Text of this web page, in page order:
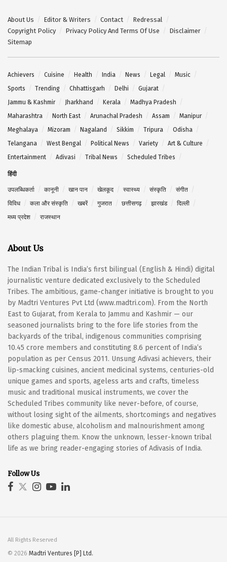
About Us Editor & Writers Contact
Redressal
Copyright Policy
Privacy Policy And Terms Of Use
Disclaimer
Sitemap
Achievers Cuisine Health India News Legal
Music
Sports
Trending Chhattisgarh Delhi
Gujarat
Jammu & Kashmir
Jharkhand Kerala
Madhya Pradesh
Maharashtra
North East Arunachal Pradesh Assam
Manipur
Meghalaya
Mizoram Nagaland Sikkim Tripura
Odisha
Telangana
West Bengal Political News Variety
Art & Culture
Entertainment
Adivasi Tribal News Scheduled Tribes
हिंदी
उपलब्धिकर्ता कानूनी खान पान खेलकूद स्वास्थ्य संस्कृति
संगीत
विविध
कला और संस्कृति खबरें गुजरात छत्तीसगढ़ झारखंड
दिल्ली
मध्य प्रदेश
राजस्थान
About Us
The Indian Tribal is India’s first bilingual (English & Hindi) digital
journalistic venture dedicated exclusively to the Scheduled
Tribes. The ambitious, game-changer initiative is brought to you
by Madtri Ventures Pvt Ltd (www.madtri.com). From the North
East to Gujarat, from Kerala to Jammu and Kashmir — our
seasoned journalists bring to the fore life stories from the
backyards of the tribal, indigenous communities comprising
10.45 crore members and constituting 8.6 percent of India’s
population as per Census 2011. Unsung Adivasi achievers, their
lip-smacking cuisines, ancient medicinal systems, centuries-old
unique games and sports, ageless arts and crafts, timeless
music and traditional musical instruments, we cover the
Scheduled Tribes community like never-before, of course,
without losing sight of the ailments, shortcomings and negatives
like domestic abuse, alcoholism and malnourishment among
others plaguing them. Know the unknown, lesser-known tribal
life as we bring reader-engaging stories of Adivasis of India.
Follow Us
All Rights Reserved
© 2026 Madtri Ventures [P] Ltd.